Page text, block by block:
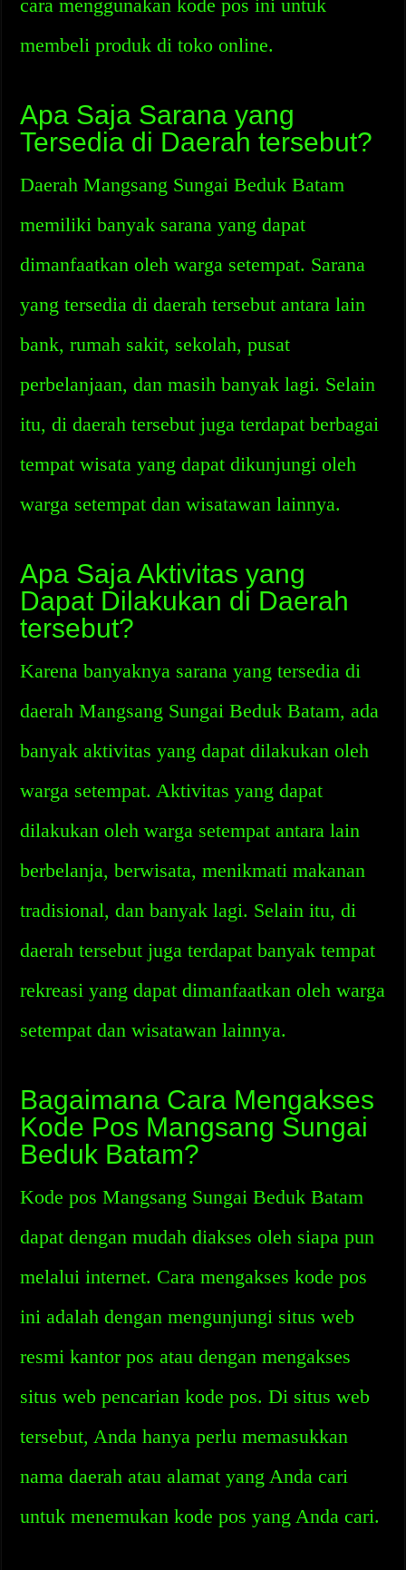
cara menggunakan kode pos ini untuk
membeli produk di toko online.
Apa Saja Sarana yang
Tersedia di Daerah tersebut?
Daerah Mangsang Sungai Beduk Batam
memiliki banyak sarana yang dapat
dimanfaatkan oleh warga setempat. Sarana
yang tersedia di daerah tersebut antara lain
bank, rumah sakit, sekolah, pusat
perbelanjaan, dan masih banyak lagi. Selain
itu, di daerah tersebut juga terdapat berbagai
tempat wisata yang dapat dikunjungi oleh
warga setempat dan wisatawan lainnya.
Apa Saja Aktivitas yang
Dapat Dilakukan di Daerah
tersebut?
Karena banyaknya sarana yang tersedia di
daerah Mangsang Sungai Beduk Batam, ada
banyak aktivitas yang dapat dilakukan oleh
warga setempat. Aktivitas yang dapat
dilakukan oleh warga setempat antara lain
berbelanja, berwisata, menikmati makanan
tradisional, dan banyak lagi. Selain itu, di
daerah tersebut juga terdapat banyak tempat
rekreasi yang dapat dimanfaatkan oleh warga
setempat dan wisatawan lainnya.
Bagaimana Cara Mengakses
Kode Pos Mangsang Sungai
Beduk Batam?
Kode pos Mangsang Sungai Beduk Batam
dapat dengan mudah diakses oleh siapa pun
melalui internet. Cara mengakses kode pos
ini adalah dengan mengunjungi situs web
resmi kantor pos atau dengan mengakses
situs web pencarian kode pos. Di situs web
tersebut, Anda hanya perlu memasukkan
nama daerah atau alamat yang Anda cari
untuk menemukan kode pos yang Anda cari.